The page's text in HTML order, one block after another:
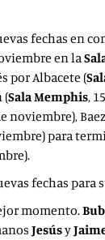
fechas en
en la
por Albacete (
(Sala Memphis,
noviembre),
para
momento.
Jesúsy